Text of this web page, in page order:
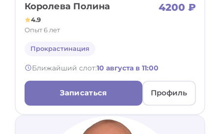
Королева Полина 4200 ₽
4.9
Опыт 6 лет
Прокрастинация
Ближайший слот:10 августа в 11:00
Записаться Профиль